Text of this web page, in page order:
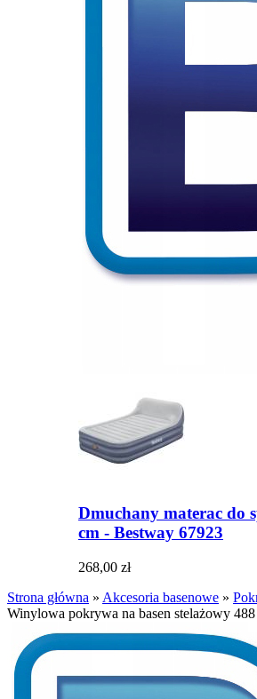
Dmuchany materac do
cm - Bestway 67923
268,00 zł
Strona główna » Akcesoria basenowe »
Winylowa pokrywa na basen stelażowy